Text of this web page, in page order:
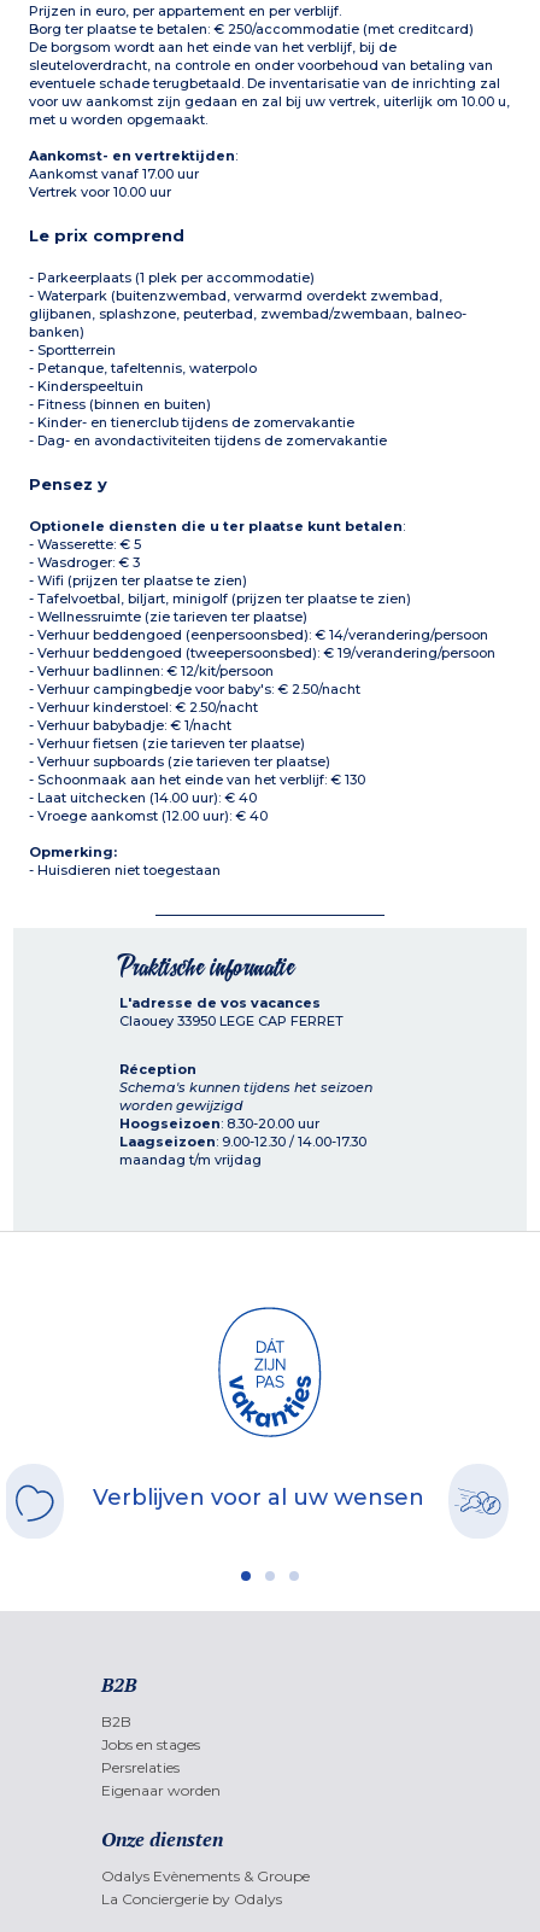
Prijzen in euro, per appartement en per verblijf.
Borg ter plaatse te betalen: € 250/accommodatie (met creditcard)
De borgsom wordt aan het einde van het verblijf, bij de
sleuteloverdracht, na controle en onder voorbehoud van betaling van
eventuele schade terugbetaald. De inventarisatie van de inrichting zal
voor uw aankomst zijn gedaan en zal bij uw vertrek, uiterlijk om 10.00 u,
met u worden opgemaakt.
Aankomst- en vertrektijden:
Aankomst vanaf 17.00 uur
Vertrek voor 10.00 uur
Le prix comprend
- Parkeerplaats (1 plek per accommodatie)
- Waterpark (buitenzwembad, verwarmd overdekt zwembad,
glijbanen, splashzone, peuterbad, zwembad/zwembaan, balneo-
banken)
- Sportterrein
- Petanque, tafeltennis, waterpolo
- Kinderspeeltuin
- Fitness (binnen en buiten)
- Kinder- en tienerclub tijdens de zomervakantie
- Dag- en avondactiviteiten tijdens de zomervakantie
Pensez y
Optionele diensten die u ter plaatse kunt betalen:
- Wasserette: € 5
- Wasdroger: € 3
- Wifi (prijzen ter plaatse te zien)
- Tafelvoetbal, biljart, minigolf (prijzen ter plaatse te zien)
- Wellnessruimte (zie tarieven ter plaatse)
- Verhuur beddengoed (eenpersoonsbed): € 14/verandering/persoon
- Verhuur beddengoed (tweepersoonsbed): € 19/verandering/persoon
- Verhuur badlinnen: € 12/kit/persoon
- Verhuur campingbedje voor baby's: € 2.50/nacht
- Verhuur kinderstoel: € 2.50/nacht
- Verhuur babybadje: € 1/nacht
- Verhuur fietsen (zie tarieven ter plaatse)
- Verhuur supboards (zie tarieven ter plaatse)
- Schoonmaak aan het einde van het verblijf: € 130
- Laat uitchecken (14.00 uur): € 40
- Vroege aankomst (12.00 uur): € 40
Opmerking:
- Huisdieren niet toegestaan
Praktische informatie
L'adresse de vos vacances
Claouey 33950 LEGE CAP FERRET
Réception
Schema's kunnen tijdens het seizoen
worden gewijzigd
Hoogseizoen: 8.30-20.00 uur
Laagseizoen: 9.00-12.30 / 14.00-17.30
maandag t/m vrijdag
Verblijven voor al uw wensen
B2B
B2B
Jobs en stages
Persrelaties
Eigenaar worden
Onze diensten
Odalys Evènements & Groupe
La Conciergerie by Odalys